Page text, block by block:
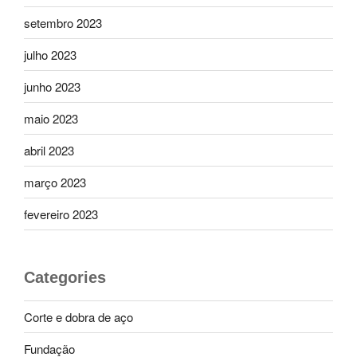
setembro 2023
julho 2023
junho 2023
maio 2023
abril 2023
março 2023
fevereiro 2023
Categories
Corte e dobra de aço
Fundação